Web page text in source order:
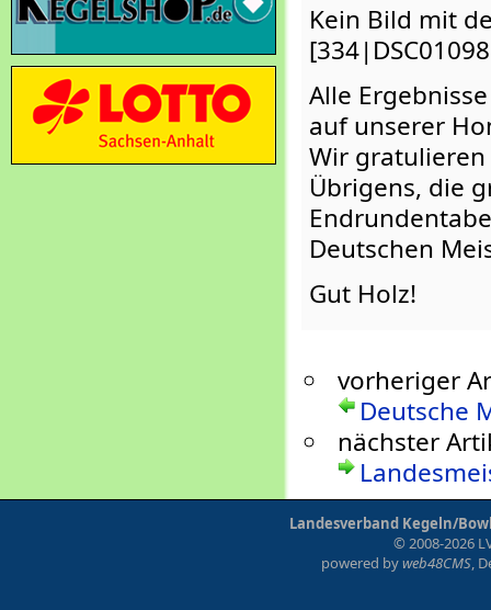
Kein Bild mit
Alle
auf unserer
Wir
Übrigens, die
Deutschen
Gut Holz!
vorheriger
Deutsche
nächster
Landesverband Kegeln/
© 2008-2026
powered byweb48CMS,